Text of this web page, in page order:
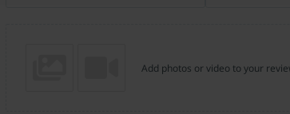
Add photos or video to your